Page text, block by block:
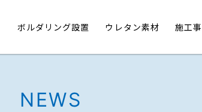
ボルダリング設置 ウレタン素材 施工
NEWS